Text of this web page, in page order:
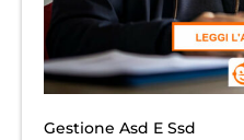
Gestione Asd E Ssd